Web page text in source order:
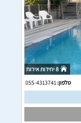
8 יחידות אירוח
טלפון:055-4313741